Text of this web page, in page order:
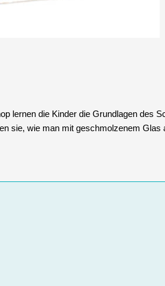
lernen die Kinder die Grundlagen des
sie, wie man mit geschmolzenem Glas